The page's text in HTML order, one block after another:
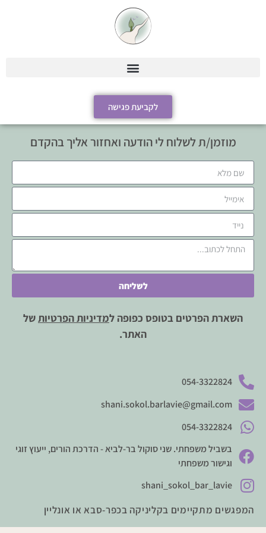
לקביעת פגישה
מוזמן/ת לשלוח לי הודעה ואחזור אליך בהקדם
לשליחה
השארת הפרטים בטופס כפופה למדיניות הפרטיותשל
האתר.
054-3322824
shani.sokol.barlavie@gmail.com
054-3322824
בשביל משפחתי. שני סוקול בר-לביא - הדרכת הורים, ייעוץ זוגי
וגישור משפחתי
shani_sokol_bar_lavie
המפגשים מתקיימים בקליניקה בכפר-סבא או אונליין